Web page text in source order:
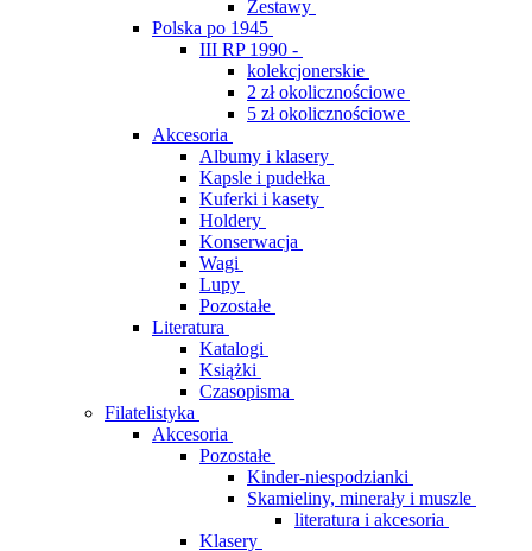
Zestawy
Polska po 1945
III RP 1990 -
kolekcjonerskie
2 zł okolicznościowe
5 zł okolicznościowe
Akcesoria
Albumy i klasery
Kapsle i pudełka
Kuferki i kasety
Holdery
Konserwacja
Wagi
Lupy
Pozostałe
Literatura
Katalogi
Książki
Czasopisma
Filatelistyka
Akcesoria
Pozostałe
Kinder-niespodzianki
Skamieliny, minerały i muszle
literatura i akcesoria
Klasery